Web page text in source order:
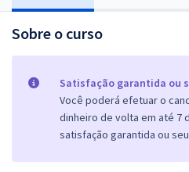
Sobre o curso
Satisfação garantida ou
Você poderá efetuar o
dinheiro de volta em até 7
satisfação garantida ou